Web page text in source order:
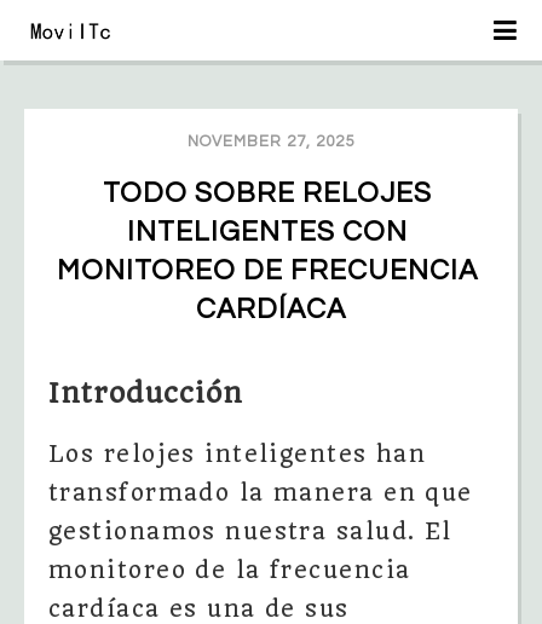
NOVEMBER 27, 2025
TODO SOBRE RELOJES
INTELIGENTES CON
MONITOREO DE FRECUENCIA
CARDÍACA
Introducción
Los relojes inteligentes han
transformado la manera en que
gestionamos nuestra salud. El
monitoreo de la frecuencia
cardíaca es una de sus